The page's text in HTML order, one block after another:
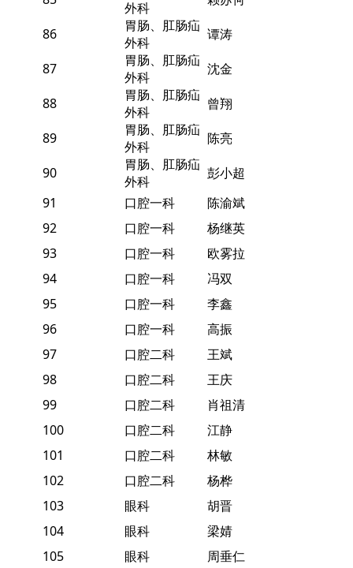
外科
86
胃肠、肛肠疝
外科
谭涛
87
胃肠、肛肠疝
外科
沈金
88
胃肠、肛肠疝
外科
曾翔
89
胃肠、肛肠疝
外科
陈亮
90
胃肠、肛肠疝
外科
彭小超
91
口腔一科
陈渝斌
92
口腔一科
杨继英
93
口腔一科
欧雾拉
94
口腔一科
冯双
95
口腔一科
李鑫
96
口腔一科
高振
97
口腔二科
王斌
98
口腔二科
王庆
99
口腔二科
肖祖清
100
口腔二科
江静
101
口腔二科
林敏
102
口腔二科
杨桦
103
眼科
胡晋
104
眼科
梁婧
105
眼科
周垂仁